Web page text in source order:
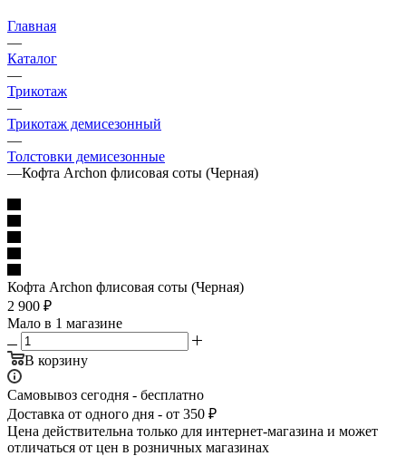
Главная
—
Каталог
—
Трикотаж
—
Трикотаж демисезонный
—
Толстовки демисезонные
—Кофта Archon флисовая соты (Черная)
Кофта Archon флисовая соты (Черная)
2 900 ₽
Мало в 1 магазине
В корзину
Самовывоз сегодня - бесплатно
Доставка от одного дня - от 350 ₽
Цена действительна только для интернет-магазина и может
отличаться от цен в розничных магазинах